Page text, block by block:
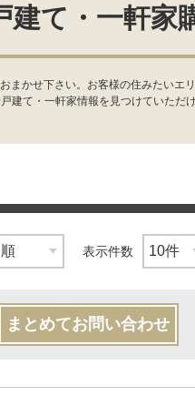
建て・一軒家
かせ下さい。お客様の住みたい
て・一軒家情報を見つけていた
表示件数
まとめてお問い合わせ